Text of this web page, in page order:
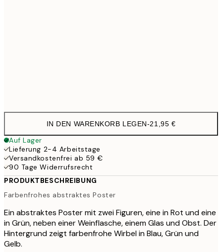
IN DEN WARENKORB LEGEN-21,95 €
Auf Lager
Lieferung 2-4 Arbeitstage
Versandkostenfrei ab 59 €
90 Tage Widerrufsrecht
PRODUKTBESCHREIBUNG
Farbenfrohes abstraktes Poster
Ein abstraktes Poster mit zwei Figuren, eine in Rot und eine
in Grün, neben einer Weinflasche, einem Glas und Obst. Der
Hintergrund zeigt farbenfrohe Wirbel in Blau, Grün und
Gelb.